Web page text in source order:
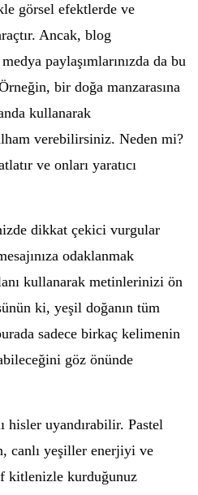
görsel efektlerde ve
Ancak, blog
paylaşımlarınızda da bu
bir doğa manzarasına
kullanarak
verebilirsiniz. Neden mi?
ve onları yaratıcı
dikkat çekici vurgular
odaklanmak
kullanarak metinlerinizi ön
ki, yeşil doğanın tüm
sadece birkaç kelimenin
göz önünde
hisler uyandırabilir. Pastel
canlı yeşiller enerjiyi ve
kitlenizle kurduğunuz